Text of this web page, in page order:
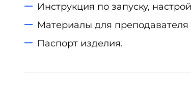
Инструкция по запуску,
Материалы для преподавателя
Паспорт изделия.